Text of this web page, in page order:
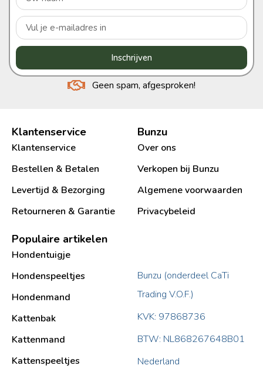
Inschrijven
Geen spam, afgesproken!
Klantenservice
Klantenservice
Bestellen & Betalen
Levertijd & Bezorging
Retourneren & Garantie
Bunzu
Over ons
Verkopen bij Bunzu
Algemene voorwaarden
Privacybeleid
Populaire artikelen
Hondentuigje
Hondenspeeltjes
Hondenmand
Kattenbak
Kattenmand
Kattenspeeltjes
Bunzu (onderdeel CaTi
Trading V.O.F.)
KVK: 97868736
BTW: NL868267648B01
Nederland